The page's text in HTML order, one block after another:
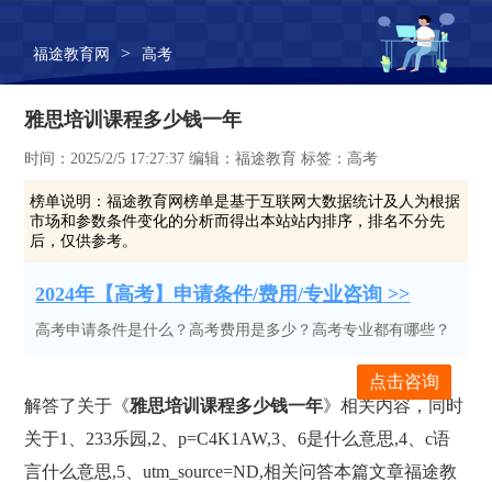
福途教育网 > 高考
雅思培训课程多少钱一年
时间：2025/2/5 17:27:37 编辑：福途教育 标签：高考
榜单说明：福途教育网榜单是基于互联网大数据统计及人为根据
市场和参数条件变化的分析而得出本站站内排序，排名不分先
后，仅供参考。
2024年【高考】申请条件/费用/专业咨询 >>
高考申请条件是什么？高考费用是多少？高考专业都有哪些？
点击咨询
解答了关于《雅思培训课程多少钱一年》相关内容，同时
关于1、233乐园,2、p=C4K1AW,3、6是什么意思,4、c语
言什么意思,5、utm_source=ND,相关问答本篇文章福途教